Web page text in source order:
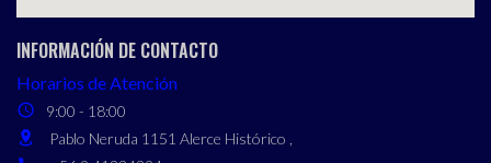
INFORMACIÓN DE CONTACTO
Horarios de Atención
9:00 - 18:00
Pablo Neruda 1151 Alerce Histórico ,